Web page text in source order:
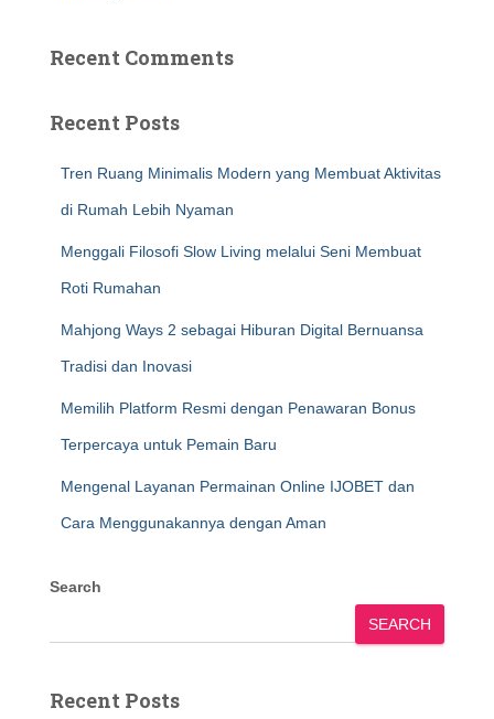
Recent Comments
Recent Posts
Tren Ruang Minimalis Modern yang Membuat Aktivitas
di Rumah Lebih Nyaman
Menggali Filosofi Slow Living melalui Seni Membuat
Roti Rumahan
Mahjong Ways 2 sebagai Hiburan Digital Bernuansa
Tradisi dan Inovasi
Memilih Platform Resmi dengan Penawaran Bonus
Terpercaya untuk Pemain Baru
Mengenal Layanan Permainan Online IJOBET dan
Cara Menggunakannya dengan Aman
Search
SEARCH
Recent Posts